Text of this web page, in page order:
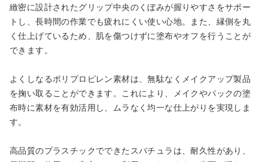
緻密に設計されたグリップ中央のくぼみが握りやすさをサポー
トし、長時間の作業でも疲れにくい使い心地。また、縁側を丸
く仕上げているため、肌を傷つけずに塗布やオフを行うことが
できます。
よくしなるポリプロピレン素材は、無駄なくメイクアップ製品
を掬い取ることができます。これにより、メイクやパックの塗
布時に素材を有効活用し、ムラなく均一な仕上がりを実現しま
す。
高品質のプラスチックでできたスパチュラは、耐久性があり、